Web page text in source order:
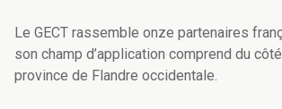
Le GECT rassemble onze partenaires
son champ d’application comprend du
province de Flandre occidentale.